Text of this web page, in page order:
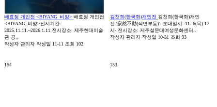
배효정 개인전 <BIYANG_비양> 배효정 개인전
<BIYANG_비양>전시기간:
2025.11.11.~2026.1.11.전시장소: 제주현대미술
관 공..
작성자 관리자 작성일 11-11 조회 102
김천희(한국화)개인전 김천희(한국화)개인
전 '寂然不動(적연부동)'- 초대일시: 11. 6(목) 17
시- 전시장소: 제주설문대여성문화센터..
작성자 관리자 작성일 10-31 조회 93
154 153